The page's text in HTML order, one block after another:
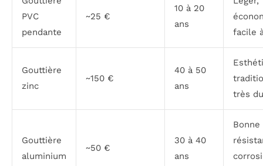
PVC
pendante
~25 €
10 à 20
ans
facile
Gouttière
zinc
~150 €
40 à 50
ans
très
Gouttière
aluminium
~50 €
30 à 40
ans
Bonne